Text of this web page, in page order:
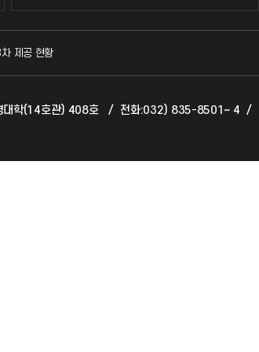
국방헬프콜
산학협력단
제공 현황
대학(14호관) 408호 / 전화:032) 835-8501~ 4 /